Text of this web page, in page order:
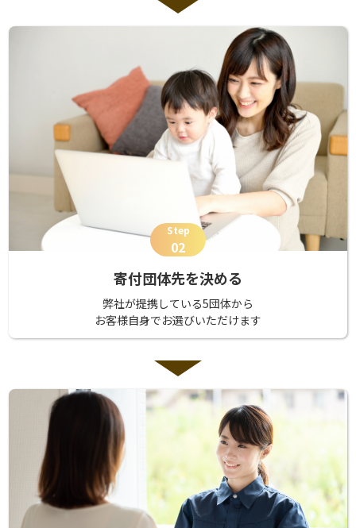
Step
02
寄付団体先を決める
弊社が提携している5団体から
お客様自身でお選びいただけます